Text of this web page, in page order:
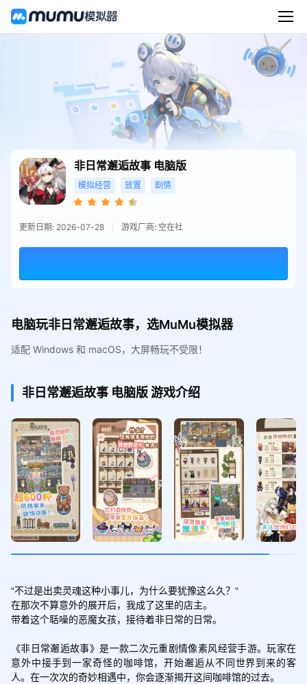
非日常邂逅故事 电脑版
模拟经营 放置 剧情
更新日期: 2026-07-28 游戏厂商: 空在社
电脑玩非日常邂逅故事，选MuMu模拟器
适配 Windows 和 macOS，大屏畅玩不受限！
非日常邂逅故事 电脑版游戏介绍
“不过是出卖灵魂这种小事儿，为什么要犹豫这么久？“
在那次不算意外的展开后，我成了这里的店主。
带着这个聒噪的恶魔女孩，接待着非日常的日常。
《非日常邂逅故事》是一款二次元重剧情像素风经营手游。玩家在
意外中接手到一家奇怪的咖啡馆，开始邂逅从不同世界到来的客
人。在一次次的奇妙相遇中，你会逐渐揭开这间咖啡馆的过去。